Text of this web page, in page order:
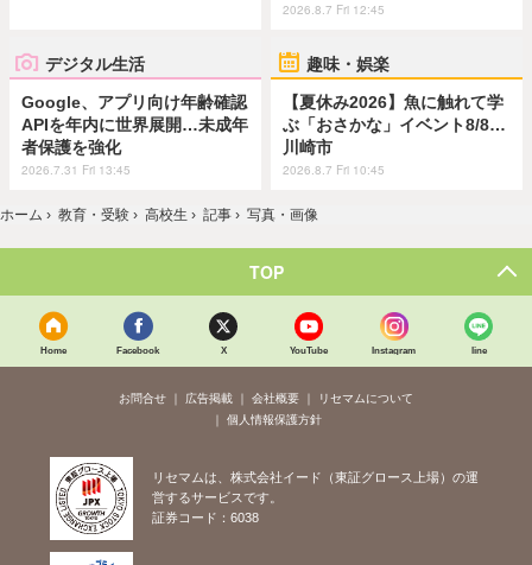
2026.8.7 Fri 12:45
デジタル生活
Google、アプリ向け年齢確認
APIを年内に世界展開…未成年
者保護を強化
2026.7.31 Fri 13:45
趣味・娯楽
【夏休み2026】魚に触れて学
ぶ「おさかな」イベント8/8…
川崎市
2026.8.7 Fri 10:45
ホーム › 教育・受験 › 高校生 › 記事 › 写真・画像
TOP
Home Facebook X YouTube Instagram line
お問合せ 広告掲載 会社概要
リセマムについて
個人情報保護方針
リセマムは、株式会社イード（東証グロース上場）の運
営するサービスです。
証券コード：6038